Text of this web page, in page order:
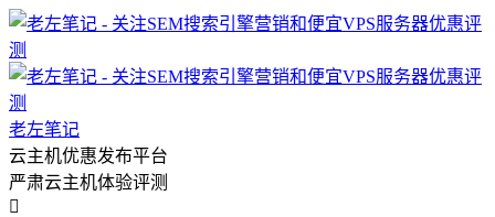
老左笔记
云主机优惠发布平台
严肃云主机体验评测
